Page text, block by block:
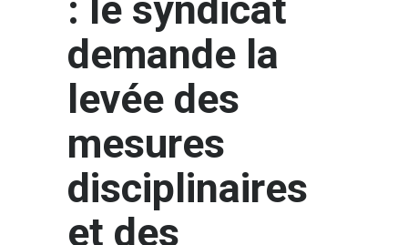
demande la
levée des
mesures
disciplinaires
et des